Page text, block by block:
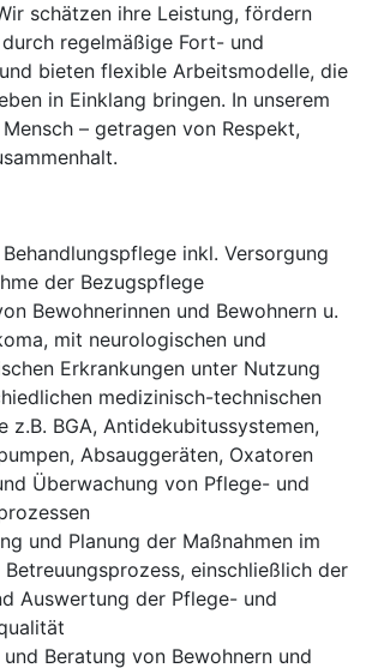
schätzen ihre Leistung, fördern
regelmäßige Fort- und
bieten flexible Arbeitsmodelle, die
in Einklang bringen. In unserem
– getragen von Respekt,
inkl. Versorgung
der Bezugspflege
Bewohnerinnen und Bewohnern u.
mit neurologischen und
Erkrankungen unter Nutzung
medizinisch-technischen
z.B. BGA, Antidekubitussystemen,
Absauggeräten, Oxatoren
Überwachung von Pflege- und
und Planung der Maßnahmen im
einschließlich der
Auswertung der Pflege- und
Beratung von Bewohnern und